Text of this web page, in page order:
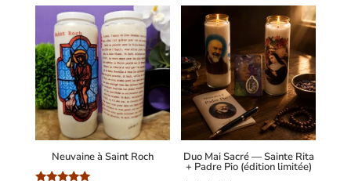
Neuvaine à Saint Roch Duo Mai Sacré — Sainte Rita
+ Padre Pio (édition limitée)